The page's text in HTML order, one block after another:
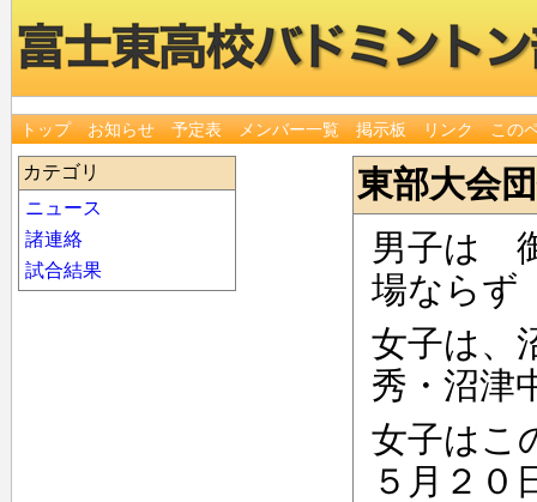
トップ お知らせ 予定表 メンバー一覧 掲示板 リンク この
カテゴリ
ニュース
諸連絡
試合結果
東部大会
男子は
場なら
女子は、
秀・沼津
女子は
５月２０